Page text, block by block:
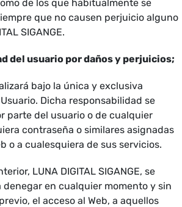
de los que habitualmente se
que no causen perjuicio alguno
SIGANGE.
del usuario por daños y perjuicios;
bajo la única y exclusiva
Dicha responsabilidad se
parte del usuario o de cualquier
contraseña o similares asignadas
o a cualesquiera de sus servicios.
LUNA DIGITAL SIGANGE, se
denegar en cualquier momento y sin
el acceso al Web, a aquellos